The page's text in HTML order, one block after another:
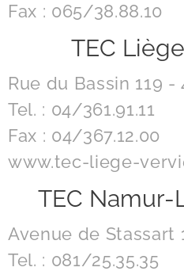
Fax : 065/38.88.10
TEC
Rue du Bassin 119
Tel. : 04/361.91.11
Fax : 04/367.12.00
www.tec-liege-
TEC
Avenue de Stassart
Tel. : 081/25.35.35